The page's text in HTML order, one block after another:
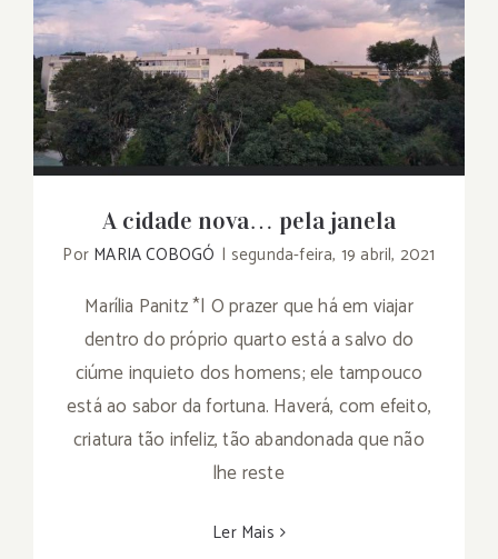
A cidade nova… pela janela
A cidade nova… pela janela
Por MARIA COBOGÓ | segunda-feira, 19 abril, 2021
Marília Panitz *| O prazer que há em viajar
dentro do próprio quarto está a salvo do
ciúme inquieto dos homens; ele tampouco
está ao sabor da fortuna. Haverá, com efeito,
criatura tão infeliz, tão abandonada que não
lhe reste
Ler Mais